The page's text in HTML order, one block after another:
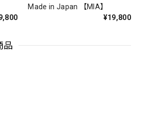
Made in Japan 【MIA】
¥19,800
品